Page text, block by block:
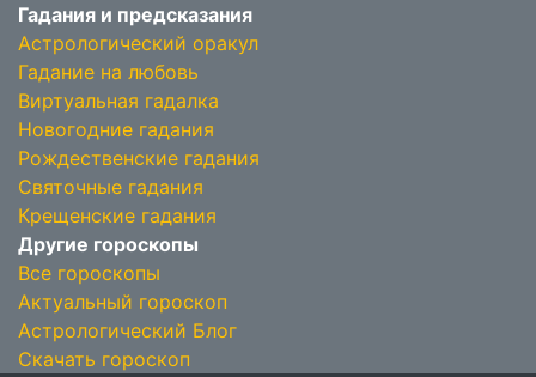
Гадания и предсказания
Астрологический оракул
Гадание на любовь
Виртуальная гадалка
Новогодние гадания
Рождественские гадания
Святочные гадания
Крещенские гадания
Другие гороскопы
Все гороскопы
Актуальный гороскоп
Астрологический Блог
Скачать гороскоп